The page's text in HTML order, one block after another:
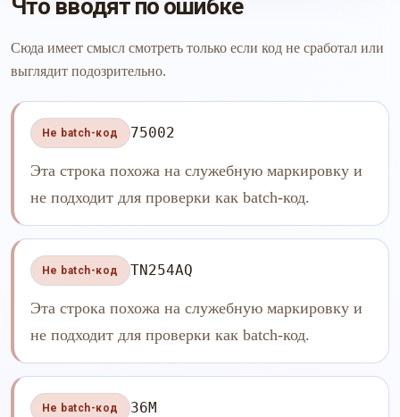
Что вводят по ошибке
Сюда имеет смысл смотреть только если код не сработал или
выглядит подозрительно.
Не batch-код 75002
Эта строка похожа на служебную маркировку и
не подходит для проверки как batch-код.
Не batch-код TN254AQ
Эта строка похожа на служебную маркировку и
не подходит для проверки как batch-код.
Не batch-код 36M